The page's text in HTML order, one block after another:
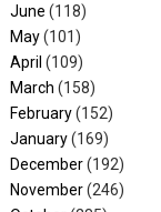
June (118)
May(101)
April (109)
March (158)
February(152)
January(169)
December(192)
November(246)